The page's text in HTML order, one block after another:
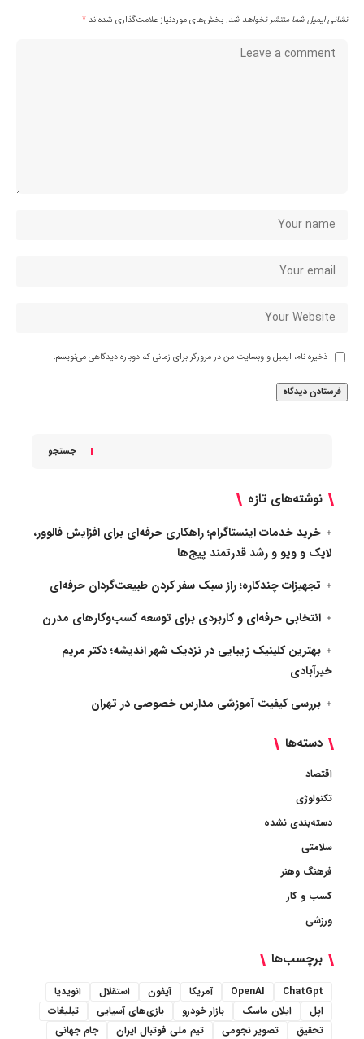
نشانی ایمیل شما منتشر نخواهد شد. بخش‌های موردنیاز علامت‌گذاری شده‌اند*
ذخیره نام، ایمیل و وبسایت من در مرورگر برای زمانی که دوباره دیدگاهی می‌نویسم.
جستجو
نوشته‌های تازه
خرید خدمات اینستاگرام؛ راهکاری حرفه‌ای برای افزایش فالوور،
لایک و ویو و رشد قدرتمند پیج‌ها
تجهیزات چندکاره؛ راز سبک سفر کردن طبیعت‌گردان حرفه‌ای
انتخابی حرفه‌ای و کاربردی برای توسعه کسب‌وکارهای مدرن
بهترین کلینیک زیبایی در نزدیک شهر اندیشه؛ دکتر مریم
خیرآبادی
بررسی کیفیت آموزشی مدارس خصوصی در تهران
دسته‌ها
اقتصاد
تکنولوژی
دسته‌بندی نشده
سلامتی
فرهنگ وهنر
کسب و کار
ورزشی
برچسب‌ها
ChatGpt
OpenAI آمریکا آیفون استقلال
انویدیا
اپل
ایلان ماسک بازار خودرو بازی‌های آسیایی
تبلیغات
تحقیق
تصویر نجومی تیم ملی فوتبال ایران
جام جهانی